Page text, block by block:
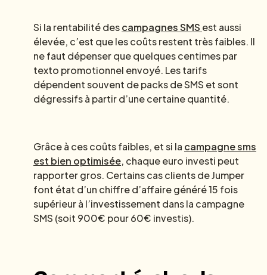
Si la rentabilité descampagnes SMS est aussi
élevée, c’est que les coûts restent très faibles. Il
ne faut dépenser que quelques centimes par
texto promotionnel envoyé. Les tarifs
dépendent souvent de packs de SMS et sont
dégressifs à partir d’une certaine quantité.
Grâce à ces coûts faibles, et si la campagne sms
est bien optimisée, chaque euro investi peut
rapporter gros. Certains cas clients de Jumper
font état d’un chiffre d’affaire généré 15 fois
supérieur à l’investissement dans la campagne
SMS (soit 900€ pour 60€ investis).